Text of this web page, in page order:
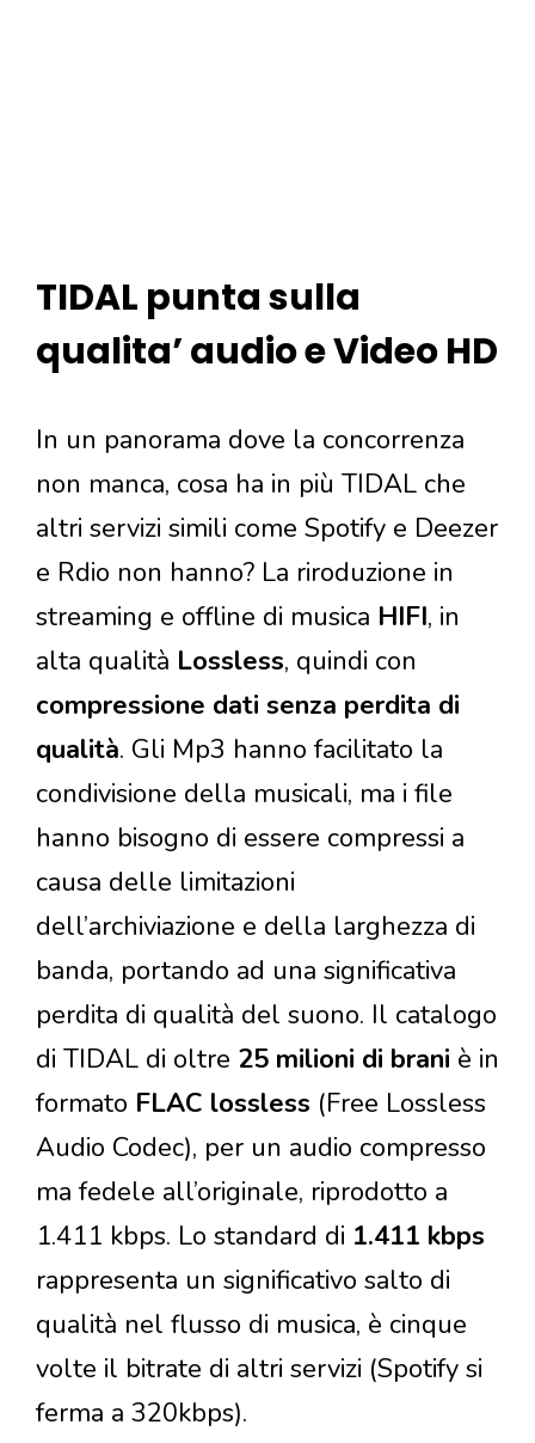
TIDAL punta sulla
qualita’ audio e Video HD
In un panorama dove la concorrenza
non manca, cosa ha in più TIDAL che
altri servizi simili come Spotify e Deezer
e Rdio non hanno? La riroduzione in
streaming e offline di musica HIFI, in
alta qualità Lossless, quindi con
compressione dati senza perdita di
qualità. Gli Mp3 hanno facilitato la
condivisione della musicali, ma i file
hanno bisogno di essere compressi a
causa delle limitazioni
dell’archiviazione e della larghezza di
banda, portando ad una significativa
perdita di qualità del suono. Il catalogo
di TIDAL di oltre 25 milioni di brani è in
formato FLAC lossless (Free Lossless
Audio Codec), per un audio compresso
ma fedele all’originale, riprodotto a
1.411 kbps. Lo standard di 1.411 kbps
rappresenta un significativo salto di
qualità nel flusso di musica, è cinque
volte il bitrate di altri servizi (Spotify si
ferma a 320kbps).